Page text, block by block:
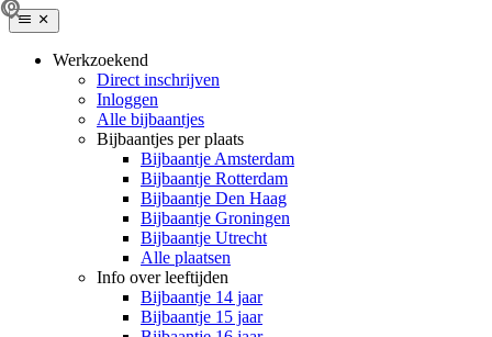
Werkzoekend
Direct inschrijven
Inloggen
Alle bijbaantjes
Bijbaantjes per plaats
Bijbaantje Amsterdam
Bijbaantje Rotterdam
Bijbaantje Den Haag
Bijbaantje Groningen
Bijbaantje Utrecht
Alle plaatsen
Info over leeftijden
Bijbaantje 14 jaar
Bijbaantje 15 jaar